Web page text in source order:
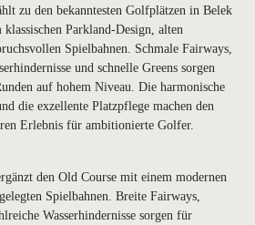
zu den bekanntesten Golfplätzen in Belek
Parkland-Design, alten
Spielbahnen. Schmale Fairways,
und schnelle Greens sorgen
auf hohem Niveau. Die harmonische
die exzellente Platzpflege machen den
Erlebnis für ambitionierte Golfer.
den Old Course mit einem modernen
Spielbahnen. Breite Fairways,
Wasserhindernisse sorgen für